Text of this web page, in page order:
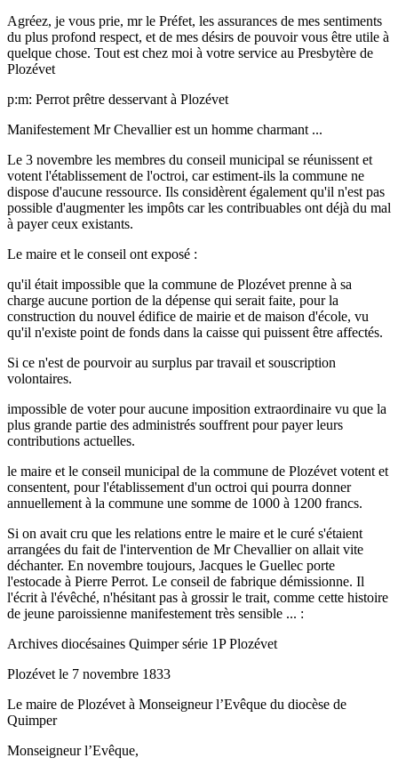
Agréez, je vous prie, mr le Préfet, les assurances de mes sentiments
du plus profond respect, et de mes désirs de pouvoir vous être utile à
quelque chose. Tout est chez moi à votre service au Presbytère de
Plozévet
p:m: Perrot prêtre desservant à Plozévet
Manifestement Mr Chevallier est un homme charmant ...
Le 3 novembre les membres du conseil municipal se réunissent et
votent l'établissement de l'octroi, car estiment-ils la commune ne
dispose d'aucune ressource. Ils considèrent également qu'il n'est pas
possible d'augmenter les impôts car les contribuables ont déjà du mal
à payer ceux existants.
Le maire et le conseil ont exposé :
qu'il était impossible que la commune de Plozévet prenne à sa
charge aucune portion de la dépense qui serait faite, pour la
construction du nouvel édifice de mairie et de maison d'école, vu
qu'il n'existe point de fonds dans la caisse qui puissent être affectés.
Si ce n'est de pourvoir au surplus par travail et souscription
volontaires.
impossible de voter pour aucune imposition extraordinaire vu que la
plus grande partie des administrés souffrent pour payer leurs
contributions actuelles.
le maire et le conseil municipal de la commune de Plozévet votent et
consentent, pour l'établissement d'un octroi qui pourra donner
annuellement à la commune une somme de 1000 à 1200 francs.
Si on avait cru que les relations entre le maire et le curé s'étaient
arrangées du fait de l'intervention de Mr Chevallier on allait vite
déchanter. En novembre toujours, Jacques le Guellec porte
l'estocade à Pierre Perrot. Le conseil de fabrique démissionne. Il
l'écrit à l'évêché, n'hésitant pas à grossir le trait, comme cette histoire
de jeune paroissienne manifestement très sensible ... :
Archives diocésaines Quimper série 1P Plozévet
Plozévet le 7 novembre 1833
Le maire de Plozévet à Monseigneur l’Evêque du diocèse de
Quimper
Monseigneur l’Evêque,